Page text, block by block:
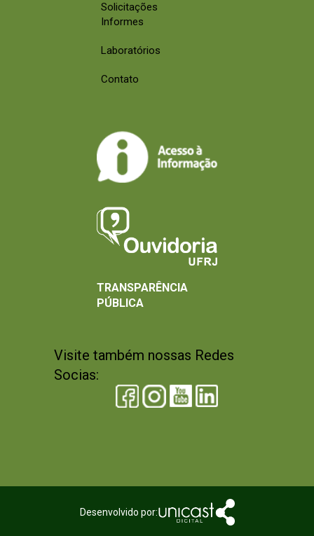
Solicitações
Informes
Laboratórios
Contato
Visite também nossas Redes
Socias:
TRANSPARÊNCIA
PÚBLICA
Desenvolvido por: